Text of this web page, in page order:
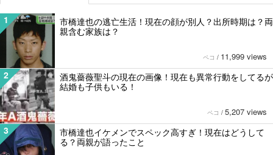
1
市橋達也の逃亡生活！現在の顔が別人？出所時期は？両
親含む家族は？
ペコ / 11,999 views
2
酒鬼薔薇聖斗の現在の画像！現在も異常行動をしてるが
結婚も子供もいる！
ペコ / 5,207 views
3
市橋達也イケメンでスペック高すぎ！現在はどうして
る？両親が語ったこと